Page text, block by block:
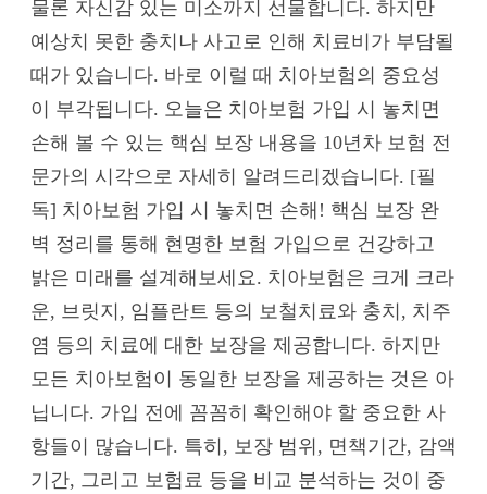
물론 자신감 있는 미소까지 선물합니다. 하지만
예상치 못한 충치나 사고로 인해 치료비가 부담될
때가 있습니다. 바로 이럴 때 치아보험의 중요성
이 부각됩니다. 오늘은 치아보험 가입 시 놓치면
손해 볼 수 있는 핵심 보장 내용을 10년차 보험 전
문가의 시각으로 자세히 알려드리겠습니다. [필
독] 치아보험 가입 시 놓치면 손해! 핵심 보장 완
벽 정리를 통해 현명한 보험 가입으로 건강하고
밝은 미래를 설계해보세요. 치아보험은 크게 크라
운, 브릿지, 임플란트 등의 보철치료와 충치, 치주
염 등의 치료에 대한 보장을 제공합니다. 하지만
모든 치아보험이 동일한 보장을 제공하는 것은 아
닙니다. 가입 전에 꼼꼼히 확인해야 할 중요한 사
항들이 많습니다. 특히, 보장 범위, 면책기간, 감액
기간, 그리고 보험료 등을 비교 분석하는 것이 중